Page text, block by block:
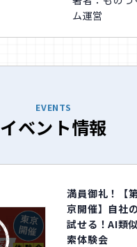
ム運営
イベント情報
EVENTS
満員御礼！【
京開催】自社
試せる！AI類
索体験会